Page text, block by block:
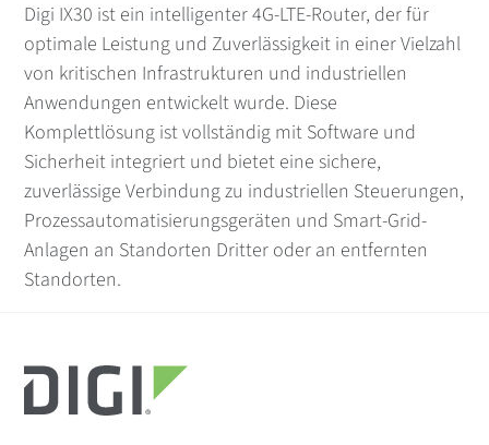
Digi IX30 ist ein intelligenter 4G-LTE-Router, der für
optimale Leistung und Zuverlässigkeit in einer Vielzahl
von kritischen Infrastrukturen und industriellen
Anwendungen entwickelt wurde. Diese
Komplettlösung ist vollständig mit Software und
Sicherheit integriert und bietet eine sichere,
zuverlässige Verbindung zu industriellen Steuerungen,
Prozessautomatisierungsgeräten und Smart-Grid-
Anlagen an Standorten Dritter oder an entfernten
Standorten.